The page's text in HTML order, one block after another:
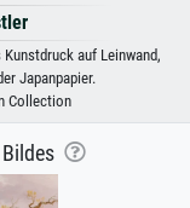
auf Leinwand,
Japanpapier.
Collection